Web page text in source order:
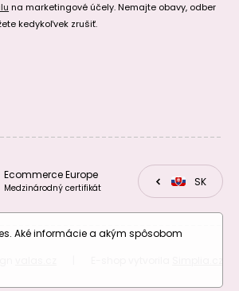
na marketingové účely. Nemajte obavy, odber
kedykoľvek zrušiť.
Ecommerce Europe
Medzinárodný certifikát CZSK
Aké informácie a akým spôsobom